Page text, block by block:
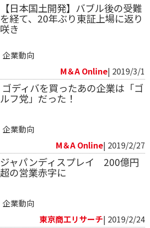
【日本国土開発】バブル後の受難
を経て、20年ぶり東証上場に返り
咲き
企業動向
M＆A Online| 2019/3/1
​ ゴディバを買ったあの企業は「ゴ
ルフ党」だった！
企業動向
M＆A Online| 2019/2/27
ジャパンディスプレイ 200億円
超の営業赤字に
企業動向
東京商工リサーチ| 2019/2/24